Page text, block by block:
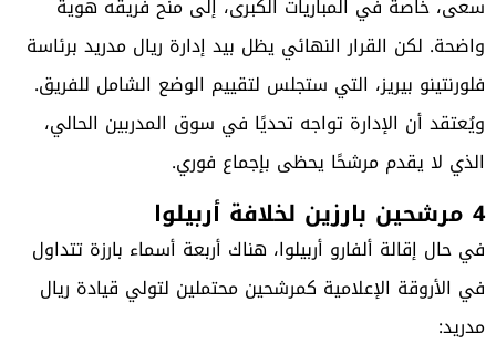
سعى، خاصة في المباريات الكبرى، إلى منح فريقه هوية
واضحة. لكن القرار النهائي يظل بيد إدارة ريال مدريد برئاسة
فلورنتينو بيريز، التي ستجلس لتقييم الوضع الشامل للفريق.
ويُعتقد أن الإدارة تواجه تحديًا في سوق المدربين الحالي،
الذي لا يقدم مرشحًا يحظى بإجماع فوري.
4 مرشحين بارزين لخلافة أربيلوا
في حال إقالة ألفارو أربيلوا، هناك أربعة أسماء بارزة تتداول
في الأروقة الإعلامية كمرشحين محتملين لتولي قيادة ريال
مدريد: